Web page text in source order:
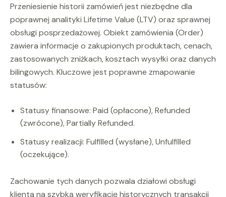
Przeniesienie historii zamówień jest niezbędne dla
poprawnej analityki Lifetime Value (LTV) oraz sprawnej
obsługi posprzedażowej. Obiekt zamówienia (Order)
zawiera informacje o zakupionych produktach, cenach,
zastosowanych zniżkach, kosztach wysyłki oraz danych
bilingowych. Kluczowe jest poprawne zmapowanie
statusów:
Statusy finansowe: Paid (opłacone), Refunded
(zwrócone), Partially Refunded.
Statusy realizacji: Fulfilled (wysłane), Unfulfilled
(oczekujące).
Zachowanie tych danych pozwala działowi obsługi
klienta na szybką weryfikację historycznych transakcji